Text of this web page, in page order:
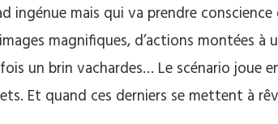
ingénue mais qui va prendre
magnifiques, d’actions montées
un brin vachardes… Le scénario joue
Et quand ces derniers se mettent à